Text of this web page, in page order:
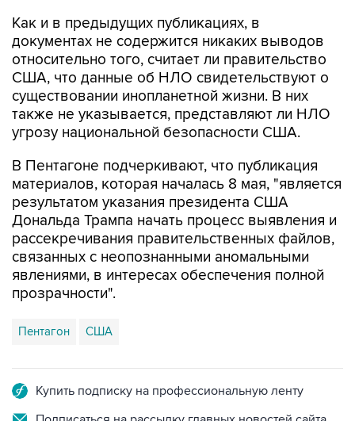
Как и в предыдущих публикациях, в
документах не содержится никаких выводов
относительно того, считает ли правительство
США, что данные об НЛО свидетельствуют о
существовании инопланетной жизни. В них
также не указывается, представляют ли НЛО
угрозу национальной безопасности США.
В Пентагоне подчеркивают, что публикация
материалов, которая началась 8 мая, "является
результатом указания президента США
Дональда Трампа начать процесс выявления и
рассекречивания правительственных файлов,
связанных с неопознанными аномальными
явлениями, в интересах обеспечения полной
прозрачности".
Пентагон США
Купить подписку на профессиональную ленту